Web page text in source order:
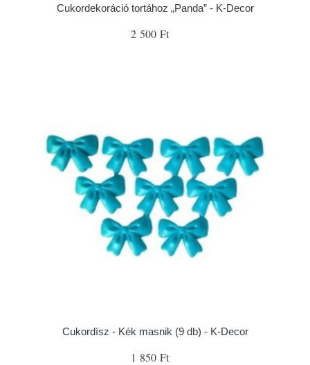
Cukordekoráció tortához „Panda” - K-Decor
2 500 Ft
Cukordísz - Kék masnik (9 db) - K-Decor
1 850 Ft